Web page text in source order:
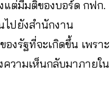
แต่มีมติของบอร์ด กฟก.
ไปยังสำนักงาน
งรัฐที่จะเกิดขึ้น เพราะ
วามเห็นกลับมาภายใน